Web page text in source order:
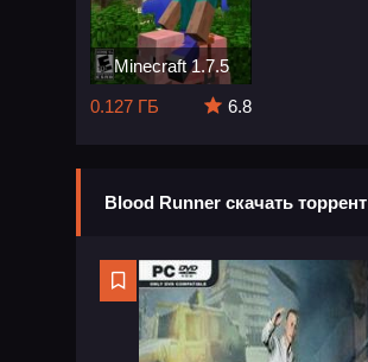
Minecraft 1.7.5
0.127 ГБ
6.8
Blood Runner скачать торрент